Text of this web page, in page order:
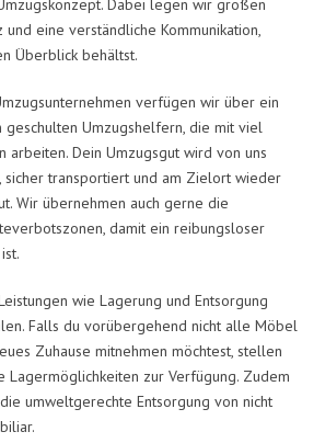
Dabei legen wir großen
eine verständliche Kommunikation,
Überblick behältst.
verfügen wir über ein
geschulten Umzugshelfern, die mit viel
arbeiten. Dein Umzugsgut wird von uns
sicher transportiert und am Zielort wieder
Wir übernehmen auch gerne die
damit ein reibungsloser
wie Lagerung und Entsorgung
Falls du vorübergehend nicht alle Möbel
Zuhause mitnehmen möchtest, stellen
zur Verfügung. Zudem
umweltgerechte Entsorgung von nicht